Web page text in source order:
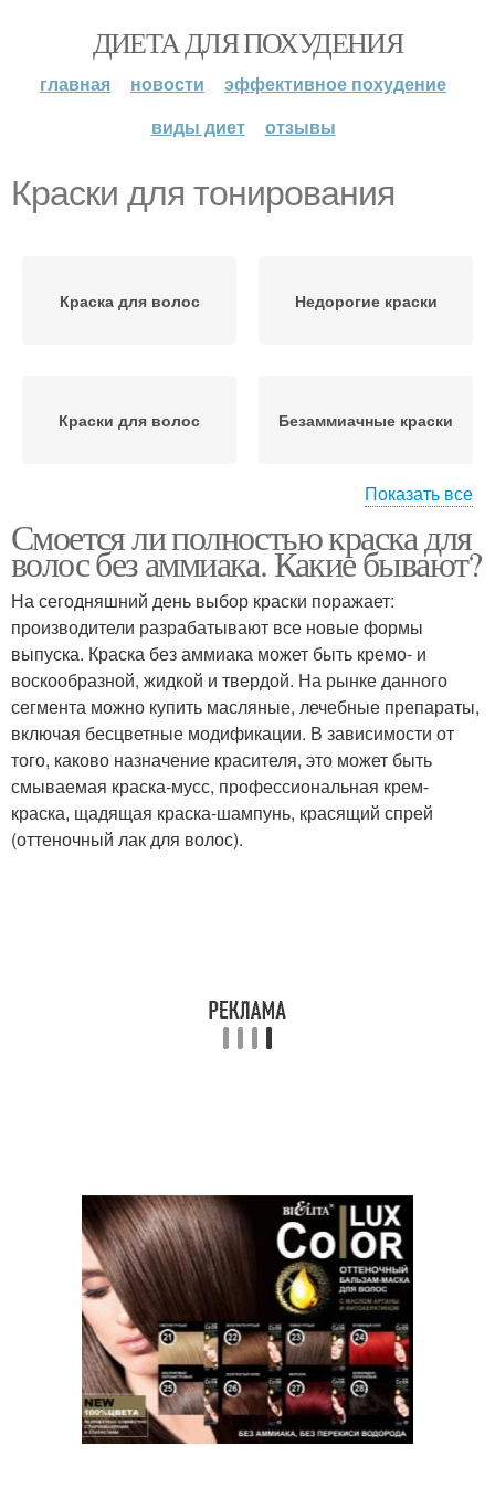
ДИЕТА ДЛЯ ПОХУДЕНИЯ
главная новости
эффективное похудение
виды диет
отзывы
Краски для тонирования
Краска для волос Недорогие краски
Краски для волос Безаммиачные краски
Безаммиачная краска Краска без аммиака
Краски для седых
волос
Профессиональные
краски
Показать все
Смоется ли полностью краска для
волос без аммиака. Какие бывают?
На сегодняшний день выбор краски поражает:
производители разрабатывают все новые формы
выпуска. Краска без аммиака может быть кремо- и
воскообразной, жидкой и твердой. На рынке данного
сегмента можно купить масляные, лечебные препараты,
включая бесцветные модификации. В зависимости от
того, каково назначение красителя, это может быть
смываемая краска-мусс, профессиональная крем-
краска, щадящая краска-шампунь, красящий спрей
(оттеночный лак для волос).